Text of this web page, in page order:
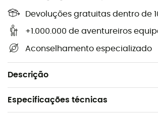
Devoluções gratuitas dentro de
+1.000.000 de aventureiros
Aconselhamento especializado
Descrição
totalmente.
Características
Peso: 65 g.
Especificações técnicas